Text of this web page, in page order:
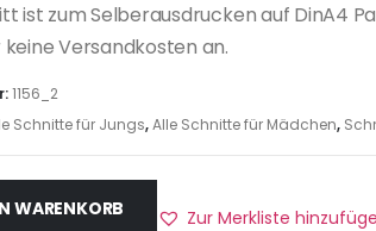
ist zum Selberausdrucken auf DinA4
Versandkosten an.
1156_2
Schnitte für Jungs,Alle Schnitte für Mädchen,
WARENKORB Zur Merkliste